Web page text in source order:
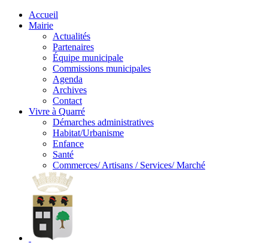
Accueil
Mairie
Actualités
Partenaires
Équipe municipale
Commissions municipales
Agenda
Archives
Contact
Vivre à Quarré
Démarches administratives
Habitat/Urbanisme
Enfance
Santé
Commerces/ Artisans / Services/ Marché